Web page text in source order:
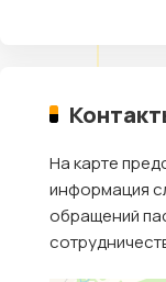
На карте
информация
обращений